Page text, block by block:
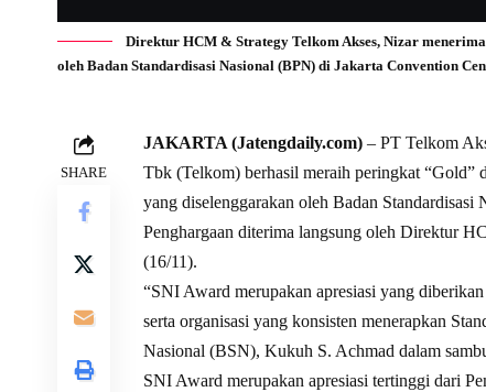
Direktur HCM & Strategy Telkom Akses, Nizar
oleh Badan Standardisasi Nasional (BPN) di Jakarta Convention
SHARE
JAKARTA (Jatengdaily.com) – PT Telkom
Tbk (Telkom) berhasil meraih peringkat “Gold”
yang diselenggarakan oleh Badan Standardisasi
Penghargaan diterima langsung oleh Direktur
(16/11).
“SNI Award merupakan apresiasi yang
serta organisasi yang konsisten menerapkan
Nasional (BSN), Kukuh S. Achmad dalam
SNI Award merupakan apresiasi tertinggi dari